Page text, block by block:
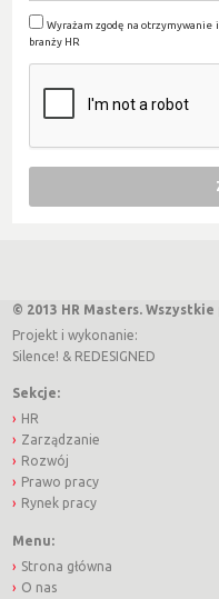
Wyrażam zgodę na otrzymywanie
branży HR
© 2013 HR Masters.
Projekt i wykonanie:
Silence! & REDESIGNED
Sekcje:
HR
Zarządzanie
Rozwój
Prawo pracy
Rynek pracy
Menu:
Strona główna
O nas